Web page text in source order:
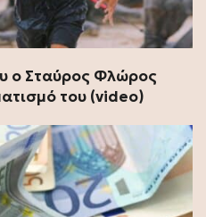
ο Σταύρος Φλώρος
του (video)